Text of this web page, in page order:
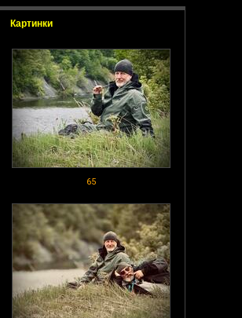
Картинки
65